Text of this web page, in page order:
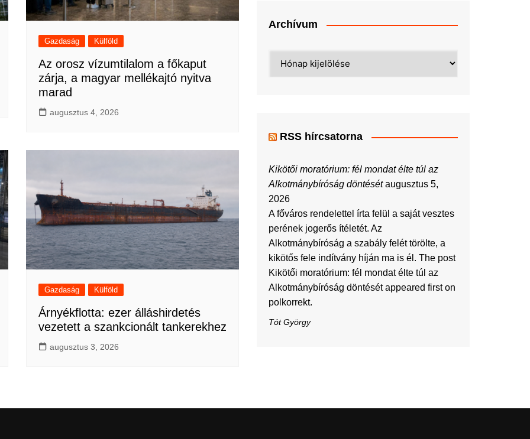
Gazdaság Külföld
Az orosz vízumtilalom a főkaput
zárja, a magyar mellékajtó nyitva
marad
augusztus 4, 2026
Gazdaság Külföld
Árnyékflotta: ezer álláshirdetés
vezetett a szankcionált tankerekhez
augusztus 3, 2026
Archívum
RSS hírcsatorna
Kikötői moratórium: fél mondat élte túl az
Alkotmánybíróság döntését augusztus 5,
2026
A főváros rendelettel írta felül a saját vesztes
perének jogerős ítéletét. Az
Alkotmánybíróság a szabály felét törölte, a
kikötős fele indítvány híján ma is él. The post
Kikötői moratórium: fél mondat élte túl az
Alkotmánybíróság döntését appeared first on
polkorrekt.
Tót György